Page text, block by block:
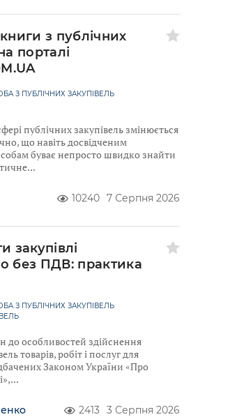
з публічних
порталі
З ПУБЛІЧНИХ ЗАКУПІВЕЛЬ
публічних закупівель змінюється
що навіть досвідченим
буває непросто швидко знайти
10240 7 Серпня 2026
закупівлі
без ПДВ: практика
З ПУБЛІЧНИХ ЗАКУПІВЕЛЬ
до особливостей здійснення
товарів, робіт і послуг для
Законом України «Про
2413 3 Серпня 2026